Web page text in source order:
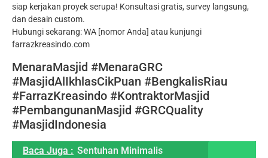
siap kerjakan proyek serupa! Konsultasi gratis, survey langsung,
dan desain custom.
Hubungi sekarang: WA [nomor Anda] atau kunjungi
farrazkreasindo.com
MenaraMasjid #MenaraGRC
#MasjidAlIkhlasCikPuan #BengkalisRiau
#FarrazKreasindo #KontraktorMasjid
#PembangunanMasjid #GRCQuality
#MasjidIndonesia
Baca Juga : Sentuhan Minimalis